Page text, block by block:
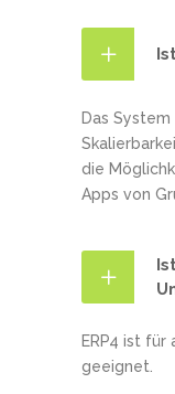
Das
die
Apps von
ERP4 ist
geeignet.